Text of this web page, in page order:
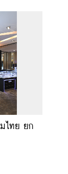
ไทย ยก